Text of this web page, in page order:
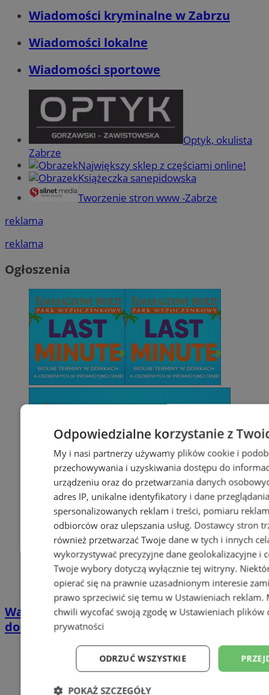
Wiadomości kryminalne w Zabrzu
Wiadomości lokalne
Wiadomości sportowe
Optyk, okulista
Zabrze
Największy sklep z częściami online!
Książeczka sanepidowska
Tworzenie stron www -Zabrze
reklama
reklama
Ogłoszenia
Wakacyjny wypoczynek nad Bałtykiem w
domkach Szmaragdowe Morze
Odpowiedzialne korzystanie z
My i nasi partnerzy używamy plików cookie i
przechowywania i uzyskiwania dostępu do
urządzeniu oraz do przetwarzania danych
adres IP, unikalne identyfikatory i dane
spersonalizowanych reklam i treści, pomiaru
odbiorców oraz ulepszania usług. Dostawcy stron
również przetwarzać Twoje dane w tych i innych
wykorzystywać precyzyjne dane geolokalizacyjne i
Twoje wybory dotyczą wyłącznie tej witryny.
opierać się na prawnie uzasadnionym interesie
prawo sprzeciwić się temu w Ustawieniach reklam.
chwili wycofać swoją zgodę w Ustawieniach plików
prywatności
ODRZUĆ WSZYSTKIE
POKAŻ SZCZEGÓŁY